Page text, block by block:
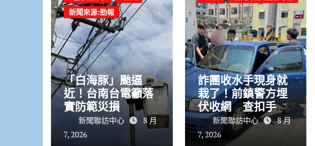
新聞來源:勁報
「白海豚」颱逼
近！台南台電籲落
實防範災損
新聞聯訪中心
8 月
7, 2026
詐團收水手現身就
栽了！前鎮警方埋
伏收網 查扣手機
揪出幕後黑手
新聞聯訪中心
8 月
7, 2026